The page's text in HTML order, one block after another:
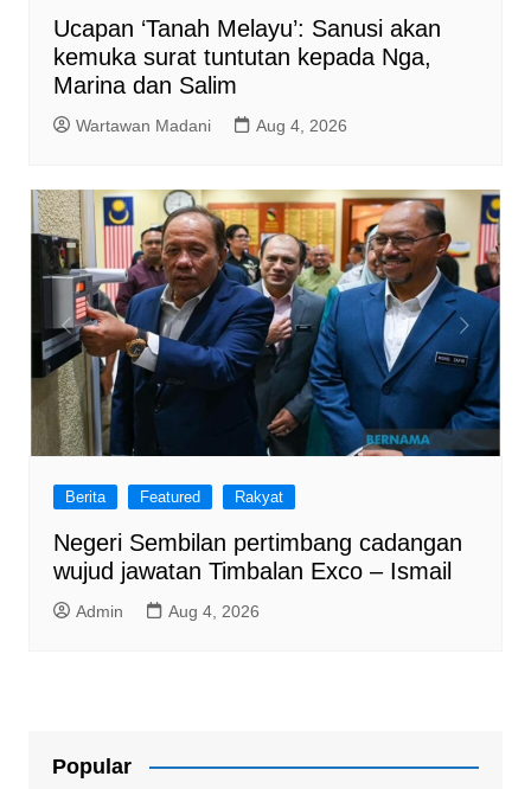
Ucapan ‘Tanah Melayu’: Sanusi akan
kemuka surat tuntutan kepada Nga,
Marina dan Salim
Wartawan Madani Aug 4, 2026
Berita Featured Rakyat
Negeri Sembilan pertimbang cadangan
wujud jawatan Timbalan Exco – Ismail
Admin Aug 4, 2026
Popular